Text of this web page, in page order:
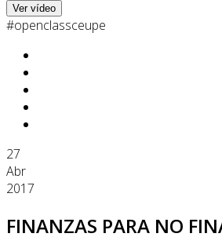
Ver vídeo
#openclassceupe
27
Abr
2017
FINANZAS PARA NO